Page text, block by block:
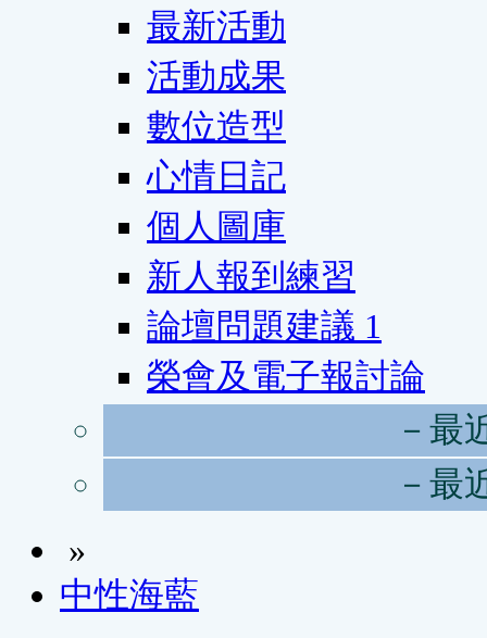
最新活動
活動成果
數位造型
心情日記
個人圖庫
新人報到練習
論壇問題建議 1
榮會及電子報討論
－最
－最
»
中性海藍